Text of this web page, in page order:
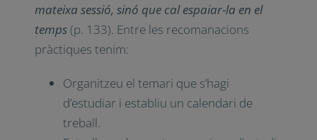
mateixa sessió, sinó que cal espaiar-la en el
temps(p. 133). Entre les recomanacions
pràctiques tenim:
Organitzeu el temari que s’hagi
d’estudiar i establiu un calendari de
treball.